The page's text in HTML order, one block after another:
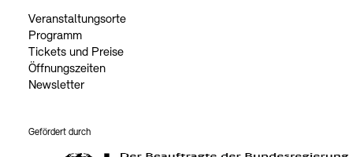
Veranstaltungsorte
Programm
Tickets und Preise
Öffnungszeiten
Newsletter
Gefördert durch